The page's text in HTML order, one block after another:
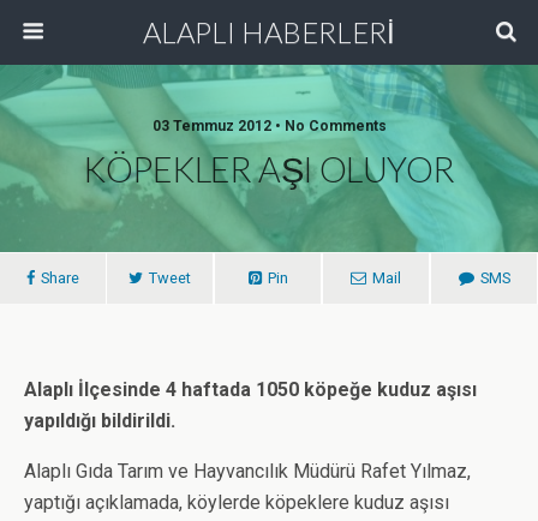
ALAPLI HABERLERİ
03 Temmuz 2012 • No Comments
KÖPEKLER AŞI OLUYOR
Share Tweet Pin Mail SMS
Alaplı İlçesinde 4 haftada 1050 köpeğe kuduz aşısı
yapıldığı bildirildi.
Alaplı Gıda Tarım ve Hayvancılık Müdürü Rafet Yılmaz,
yaptığı açıklamada, köylerde köpeklere kuduz aşısı